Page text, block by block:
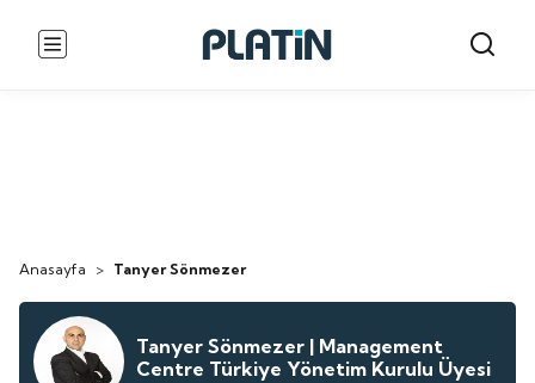
Anasayfa > Tanyer Sönmezer
Tanyer Sönmezer | Management
Centre Türkiye Yönetim Kurulu Üyesi